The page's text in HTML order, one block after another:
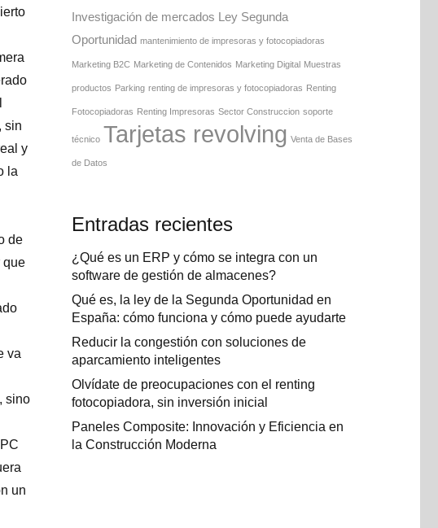
sin
y
la
de
que
va
sino
un
Investigación de mercados
Ley Segunda
Oportunidad mantenimiento de impresoras y fotocopiadoras
Marketing B2C Marketing de Contenidos Marketing Digital Muestras
productos Parking renting de impresoras y fotocopiadoras Renting
Fotocopiadoras Renting Impresoras Sector Construccion soporte
técnico Tarjetas revolving Venta de Bases
de Datos
Entradas recientes
¿Qué es un ERP y cómo se integra con un
software de gestión de almacenes?
Qué es, la ley de la Segunda Oportunidad en
España: cómo funciona y cómo puede ayudarte
Reducir la congestión con soluciones de
aparcamiento inteligentes
Olvídate de preocupaciones con el renting
fotocopiadora, sin inversión inicial
Paneles Composite: Innovación y Eficiencia en
la Construcción Moderna